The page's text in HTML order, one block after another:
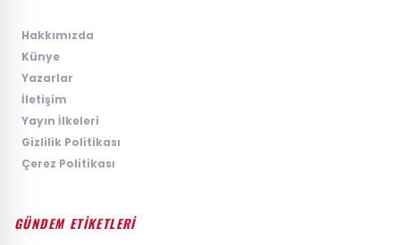
Hakkımızda
Künye
Yazarlar
İletişim
Yayın İlkeleri
Gizlilik Politikası
Çerez Politikası
GÜNDEM ETİKETLERİ